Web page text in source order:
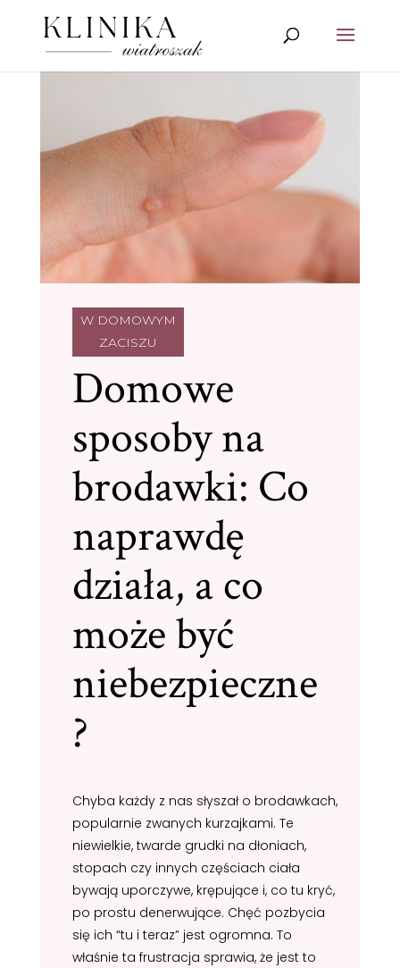
W DOMOWYM
ZACISZU
Domowe
sposoby na
brodawki: Co
naprawdę
działa, a co
może być
niebezpieczne
?
Chyba każdy z nas słyszał o brodawkach,
popularnie zwanych kurzajkami. Te
niewielkie, twarde grudki na dłoniach,
stopach czy innych częściach ciała
bywają uporczywe, krępujące i, co tu kryć,
po prostu denerwujące. Chęć pozbycia
się ich “tu i teraz” jest ogromna. To
właśnie ta frustracja sprawia, że jest to